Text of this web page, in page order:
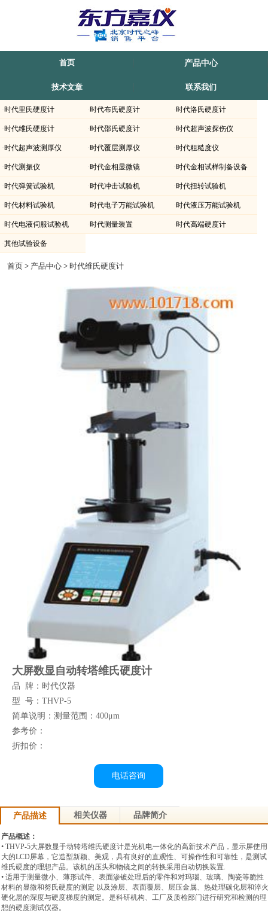
首页 产品中心
技术文章 联系我们
·时代里氏硬度计 ·时代布氏硬度计 ·时代洛氏硬度计
·时代维氏硬度计 ·时代邵氏硬度计 ·时代超声波探伤仪
·时代超声波测厚仪 ·时代覆层测厚仪 ·时代粗糙度仪
·时代测振仪 ·时代金相显微镜 ·时代金相试样制备设备
·时代弹簧试验机 ·时代冲击试验机 ·时代扭转试验机
·时代材料试验机 ·时代电子万能试验机 ·时代液压万能试验机
·时代电液伺服试验机 ·时代测量装置 ·时代高端硬度计
·其他试验设备
时代正规代理商北京亦庄开发区-天津滨海开发区-秦皇岛经济开发区-太原经济开发
开发区-哈尔滨经济开发区-虹桥经济开发区-北京时代集团厂家官方网站漕河泾开发
区-连云港开发区-南通开发区-青岛-深圳-杭州-淮安-连云港-西安开发区-兰州开发区-
西宁开发区-银川开发区-乌鲁木齐开发区-石河子开发区-昆山--湛江-萧山-北京时代官
网辽宁-淄博-宁夏-绵阳-云南-朝阳-陕西-邯郸-邢台-保定-张家口-承德-廊坊-呼和浩特-
包头-鞍山-大庆-锦州-铁岭-盘锦-青海-北海-唐山-吉林-苏州-昆山-无锡-青岛开发区-时
代仪器正品郑州开发区-武汉开发区-长沙开发区-萝岗区开发区-广州南沙开发区-惠州
大亚湾开发区-湛江开发区-南宁开发区-重庆开发区-成都开发区-贵阳开发区-昆明开发
区-拉萨开发区-镇江-使用说明书常州-连云港-淮安-淮阴-盐城-扬州-徐州-宜兴-江阴-里
氏硬度计北京-上海-浙江-广东-河南-杭州-郑州-广州-深圳-佛山-惠州-厦门-汕头-台湾-
香港-天津北京时代仪器销售平台-西安-宝鸡-杭州-温州-常州-无锡-苏州-操作视频南
肥-福州-南昌-济南-郑州-武汉-长沙-广州-南宁-海口-成都-贵阳-昆明-拉萨-西安-兰州-
西宁-售后维修银川-乌鲁木齐-杭州-沈阳-长春-哈尔滨-济南-武汉-广州-南宁-成都-西
安-大连-宁波-厦门-南通-扬州-昆山开发区-南京开发区-粗糙度仪杭州开发区-萧山开发
区-温州开发区-宁波开发区-芜湖开发区-合肥开发区-福州开发区-福清融侨开发区-东
首页 > 产品中心 > 时代维氏硬度计
大屏数显自动转塔维氏硬度计
品 牌：时代仪器
型 号：THVP-5
简单说明：测量范围：400μm
参考价：
折扣价：
电话咨询
产品描述 相关仪器 品牌简介
产品概述：
• THVP-5大屏数显手动转塔维氏硬度计是光机电一体化的高新技术产品， 显示屏使用
大的LCD屏幕，它造型新颖、美观， 具有良好的直观性、可操作性和可靠性， 是测试
维氏硬度的理想产品。该机的压头和物镜之间的转换采用自动切换装置.
• 适用于测量微小、薄形试件、表面渗镀处理后的零件和对玛瑙、玻璃、陶瓷等脆性
材料的显微和努氏硬度的测定 以及涂层、表面覆层、层压金属、热处理碳化层和淬火
硬化层的深度与硬度梯度的测定。是科研机构、工厂及质检部门进行研究和检测的理
想的硬度测试仪器。